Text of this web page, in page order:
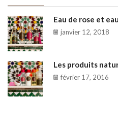
Eau de rose et
janvier 12, 2018
Les produits
février 17, 2016